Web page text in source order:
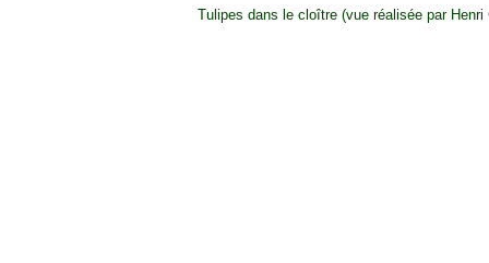
Tulipes dans le cloître (vue réalisée par Henri